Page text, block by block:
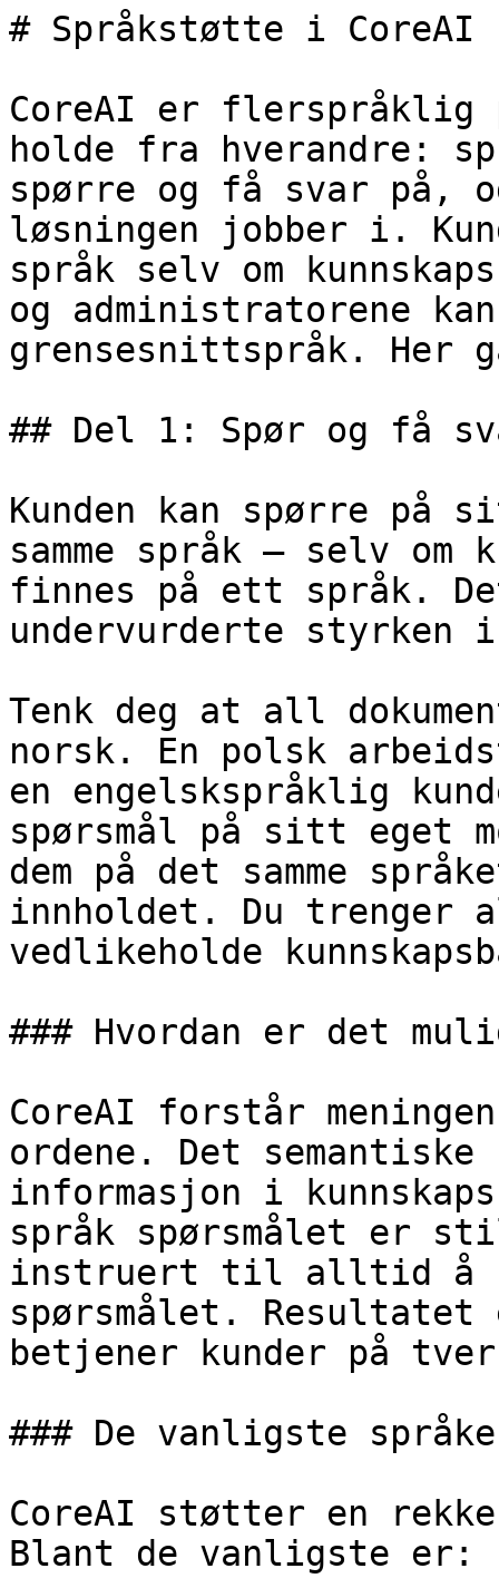
# Språkstøtte i CoreAI
CoreAI er flerspråklig
holde fra hverandre:
spørre og få svar på,
løsningen jobber i.
språk selv om
og administratorene
grensesnittspråk. Her
## Del 1: Spør og få
Kunden kan spørre på
samme språk – selv om
finnes på ett språk.
undervurderte styrken
Tenk deg at all
norsk. En polsk
en engelskspråklig
spørsmål på sitt eget
dem på det samme
innholdet. Du trenger
vedlikeholde
### Hvordan er det
CoreAI forstår
ordene. Det
informasjon i
språk spørsmålet er
instruert til alltid å
spørsmålet. Resultatet
betjener kunder på
### De vanligste
CoreAI støtter en
Blant de vanligste er: